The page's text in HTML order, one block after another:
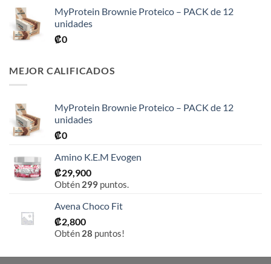
MyProtein Brownie Proteico – PACK de 12
unidades
₡0
MEJOR CALIFICADOS
MyProtein Brownie Proteico – PACK de 12
unidades
₡0
Amino K.E.M Evogen
₡29,900
Obtén 299 puntos.
Avena Choco Fit
₡2,800
Obtén 28 puntos!